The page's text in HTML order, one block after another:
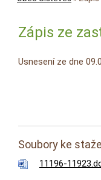
Zápis ze
Usnesení ze dne
Soubory ke
11196-